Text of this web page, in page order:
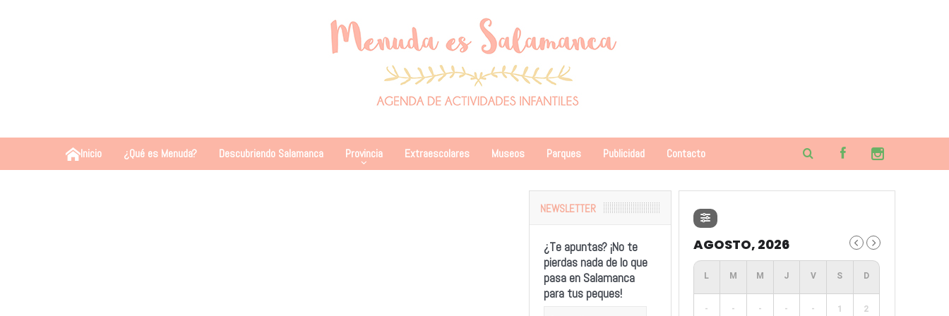
Inicio ¿Qué es Menuda? Descubriendo Salamanca Provincia Extraescolares Museos Parques Publicidad Contacto
NEWSLETTER
¿Te apuntas? ¡No te
pierdas nada de lo que
pasa en Salamanca
para tus peques!
AGOSTO, 2026
- - - - - 1 2